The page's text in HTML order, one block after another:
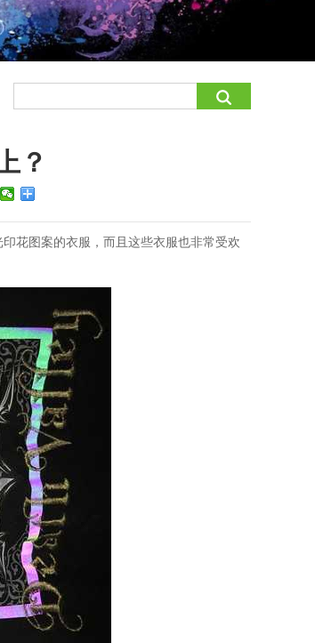
？
花图案的衣服，而且这些衣服也非常受欢